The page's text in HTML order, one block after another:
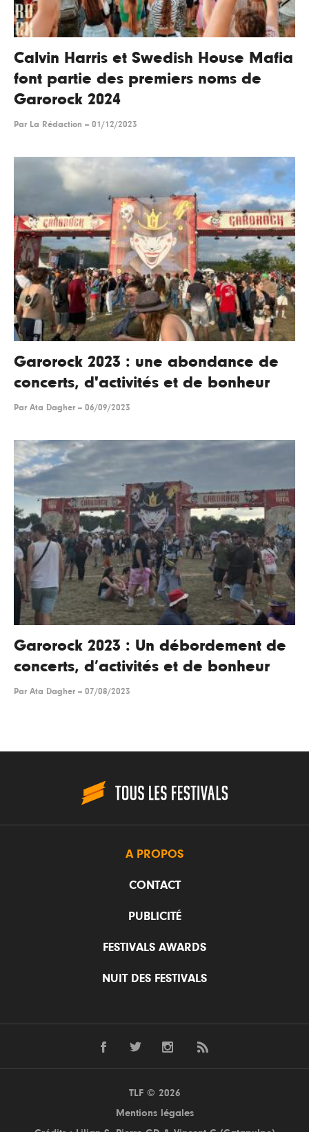
Calvin Harris et Swedish House Mafia
font partie des premiers noms de
Garorock 2024
Par La Rédaction -- 01/12/2023
Garorock 2023 : une abondance de
concerts, d'activités et de bonheur
Par Ata Dagher -- 06/09/2023
Garorock 2023 : Un débordement de
concerts, d’activités et de bonheur
Par Ata Dagher -- 07/08/2023
A PROPOS
CONTACT
PUBLICITÉ
FESTIVALS AWARDS
NUIT DES FESTIVALS
TLF © 2026
Mentions légales